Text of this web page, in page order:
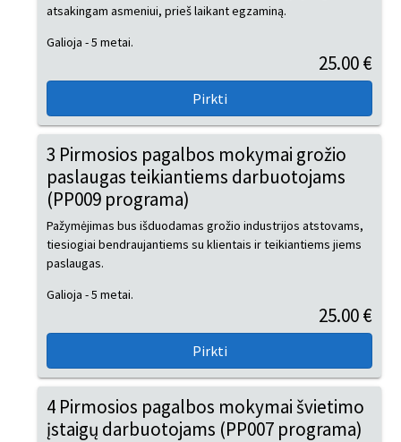
atsakingam asmeniui, prieš laikant egzaminą.
Galioja - 5 metai.
25.00 €
3 Pirmosios pagalbos mokymai grožio
paslaugas teikiantiems darbuotojams
(PP009 programa)
Pažymėjimas bus išduodamas grožio industrijos atstovams,
tiesiogiai bendraujantiems su klientais ir teikiantiems jiems
paslaugas.
Galioja - 5 metai.
25.00 €
4 Pirmosios pagalbos mokymai švietimo
įstaigų darbuotojams (PP007 programa)